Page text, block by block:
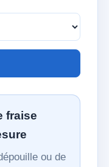
fraise
ou de